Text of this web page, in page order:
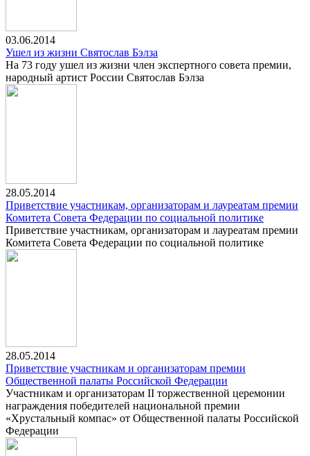
03.06.2014
Ушел из жизни Святослав Бэлза
На 73 году ушел из жизни член экспертного совета премии,
народный артист России Святослав Бэлза
28.05.2014
Приветствие участникам, организаторам и лауреатам премии
Комитета Совета Федерации по социальной политике
Приветствие участникам, организаторам и лауреатам премии
Комитета Совета Федерации по социальной политике
28.05.2014
Приветствие участникам и организаторам премии
Общественной палаты Российской Федерации
Участникам и организаторам II торжественной церемонии
награждения победителей национальной премии
«Хрустальный компас» от Общественной палаты Российской
Федерации